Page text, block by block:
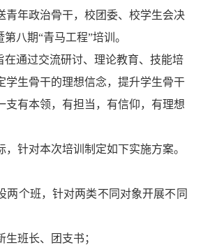
青年政治骨干，校团委、校学生会决
第八期“青马工程”培训。
在通过交流研讨、理论教育、技能培
学生骨干的理想信念，提升学生骨干
支有本领，有担当，有信仰，有理想
，针对本次培训制定如下实施方案。
两个班，针对两类不同对象开展不同
生班长、团支书；